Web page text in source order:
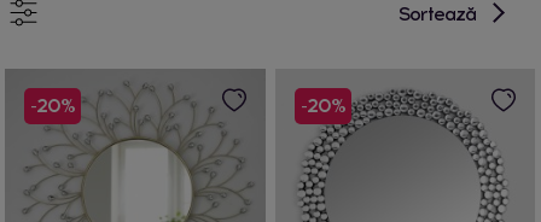
Sortează
-20% -20%